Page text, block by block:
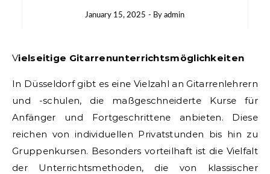
January 15, 2025 - Byadmin
Vielseitige Gitarrenunterrichtsmöglichkeiten
In Düsseldorf gibt es eine Vielzahl an Gitarrenlehrern
und -schulen, die maßgeschneiderte Kurse für
Anfänger und Fortgeschrittene anbieten. Diese
reichen von individuellen Privatstunden bis hin zu
Gruppenkursen. Besonders vorteilhaft ist die Vielfalt
der Unterrichtsmethoden, die von klassischer